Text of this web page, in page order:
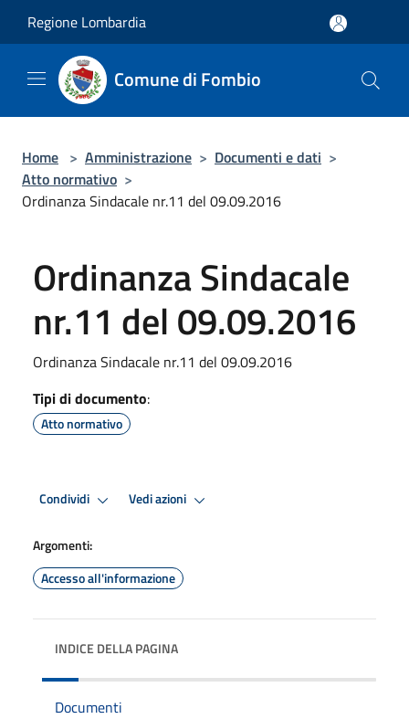
Regione Lombardia
Comune di Fombio
Home > Amministrazione > Documenti e dati >
Atto normativo >
Ordinanza Sindacale nr.11 del 09.09.2016
Ordinanza Sindacale
nr.11 del 09.09.2016
Ordinanza Sindacale nr.11 del 09.09.2016
Tipi di documento:
Atto normativo
Condividi Vedi azioni
Argomenti:
Accesso all'informazione
INDICE DELLA PAGINA
Documenti